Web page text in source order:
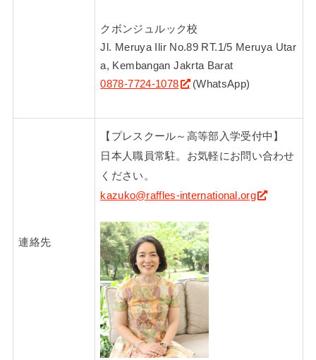
クボンジュルック校
Jl. Meruya Ilir No.89 RT.1/5 Meruya Utar
a, Kembangan Jakrta Barat
0878-7724-1078
(WhatsApp)
連絡先
【プレスクール～高等部入学受付中】
日本人職員常駐。お気軽にお問い合わせ
ください。
kazuko@raffles-international.org